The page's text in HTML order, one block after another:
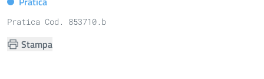
Pratica Cod. 853710.b
Stampa